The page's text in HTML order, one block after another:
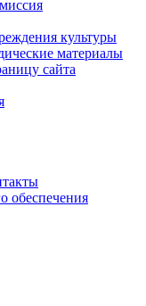
культуры
материалы
сайта
обеспечения